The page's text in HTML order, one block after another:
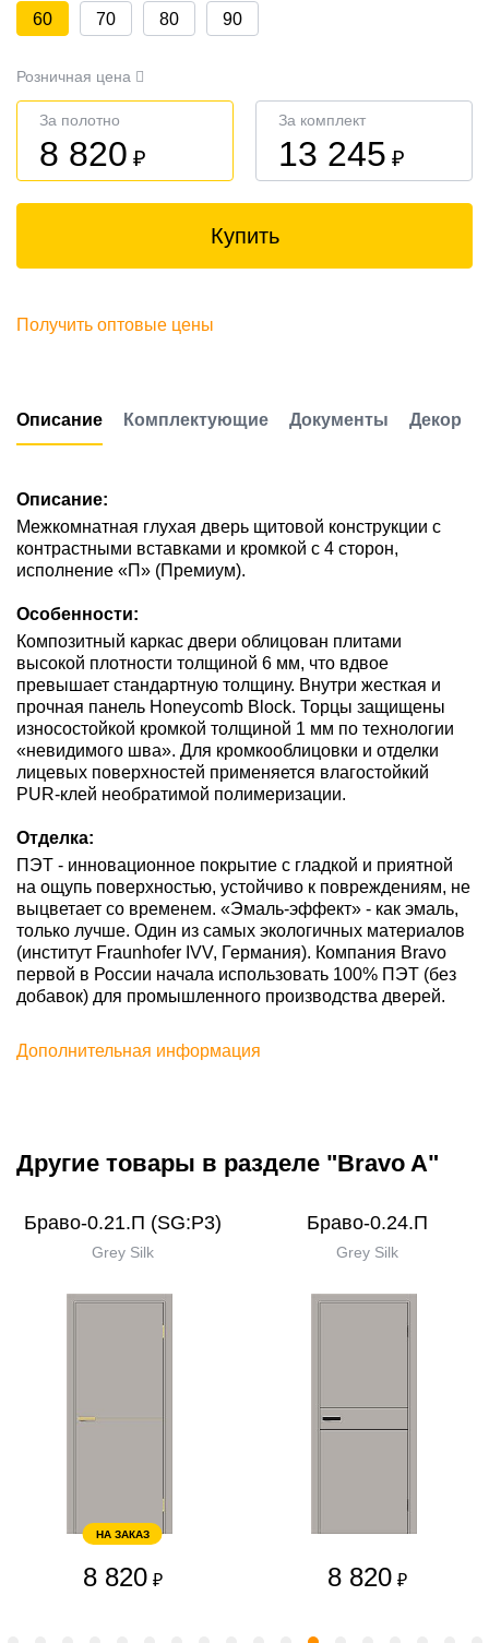
60 70 80 90
Розничная цена
За полотно
8 820 ₽
За комплект
13 245 ₽
Купить
Получить оптовые цены
Описание Комплектующие Документы Декор
Описание:
Межкомнатная глухая дверь щитовой конструкции с
контрастными вставками и кромкой с 4 сторон,
исполнение «П» (Премиум).
Особенности:
Композитный каркас двери облицован плитами
высокой плотности толщиной 6 мм, что вдвое
превышает стандартную толщину. Внутри жесткая и
прочная панель Honeycomb Block. Торцы защищены
износостойкой кромкой толщиной 1 мм по технологии
«невидимого шва». Для кромкооблицовки и отделки
лицевых поверхностей применяется влагостойкий
PUR-клей необратимой полимеризации.
Отделка:
ПЭТ - инновационное покрытие c гладкой и приятной
на ощупь поверхностью, устойчиво к повреждениям, не
выцветает со временем. «Эмаль-эффект» - как эмаль,
только лучше. Один из самых экологичных материалов
(институт Fraunhofer IVV, Германия). Компания Bravo
первой в России начала использовать 100% ПЭТ (без
добавок) для промышленного производства дверей.
Дополнительная информация
Другие товары в разделе "Bravo A"
Браво-0.21.П (SG:P3)
Grey Silk
НА ЗАКАЗ
8 820 ₽
Браво-0.24.П
Grey Silk
8 820 ₽